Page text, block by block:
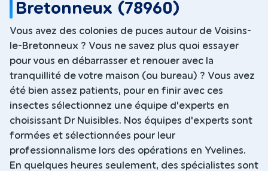
Bretonneux (78960)
Vous avez des colonies de puces autour de Voisins-
le-Bretonneux ? Vous ne savez plus quoi essayer
pour vous en débarrasser et renouer avec la
tranquillité de votre maison (ou bureau) ? Vous avez
été bien assez patients, pour en finir avec ces
insectes sélectionnez une équipe d'experts en
choisissant Dr Nuisibles. Nos équipes d'experts sont
formées et sélectionnées pour leur
professionnalisme lors des opérations en Yvelines.
En quelques heures seulement, des spécialistes sont